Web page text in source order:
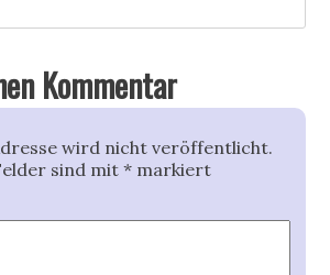
Kommentar
wird nicht veröffentlicht.
sind mit* markiert